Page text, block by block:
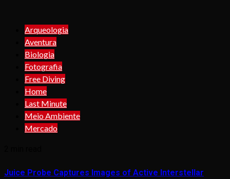
Arqueologia
Aventura
Biologia
Fotografia
Free Diving
Home
Last Minute
Meio Ambiente
Mercado
Juice Probe Captures Images of Active Interstellar